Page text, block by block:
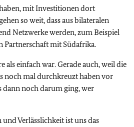
mit Investitionen dort
so weit, dass aus bilateralen
Netzwerke werden, zum Beispiel
Partnerschaft mit Südafrika.
als einfach war. Gerade auch, weil die
noch mal durchkreuzt haben vor
dann noch darum ging, wer
Verlässlichkeit ist uns das